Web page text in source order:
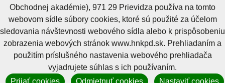
Ďalšie kontakty
Cookies nastavenieCookies - viac informáciíVyhlásenie o prístupnosti
Technický prevádzkovateľ
Správca obsahu
GenerujeCMS BUXUS
Obchodnej akadémie), 971 29 Prievidza používa na tomto
webovom sídle súbory cookies, ktoré sú použité za účelom
sledovania návštevnosti webového sídla alebo k prispôsobeniu
zobrazenia webových stránok www.hnkpd.sk. Prehliadaním a
použitím príslušného nastavenia webového prehliadača
vyjadrujete súhlas s ich používaním.
Prijať cookies
Odmietnuť cookies Nastaviť cookies